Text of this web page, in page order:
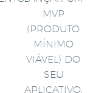
MVP
(PRODUTO
MÍNIMO
VIÁVEL) DO
SEU
APLICATIVO,